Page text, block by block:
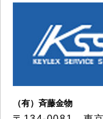
（有）斉藤金物